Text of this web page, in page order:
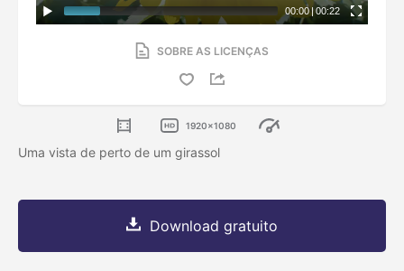
00:00|00:22
SOBRE AS LICENÇAS
1920x1080
Uma vista de perto de um girassol
Download gratuito